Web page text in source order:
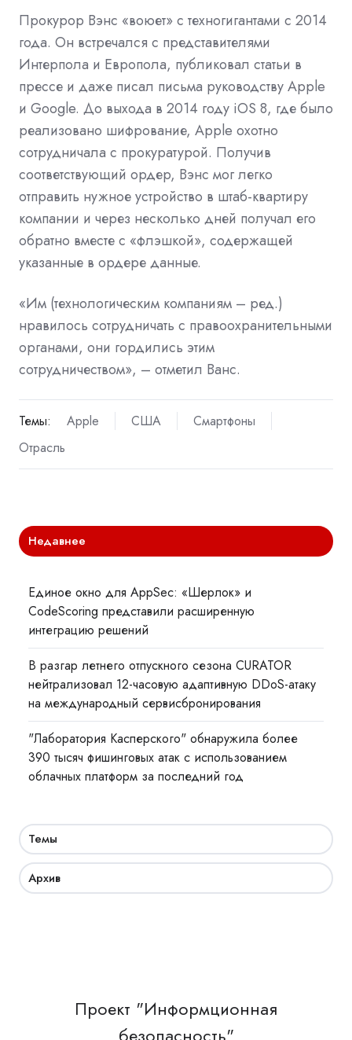
Прокурор Вэнс «воюет» с техногигантами с 2014
года. Он встречался с представителями
Интерпола и Европола, публиковал статьи в
прессе и даже писал письма руководству Apple
и Google. До выхода в 2014 году iOS 8, где было
реализовано шифрование, Apple охотно
сотрудничала с прокуратурой. Получив
соответствующий ордер, Вэнс мог легко
отправить нужное устройство в штаб-квартиру
компании и через несколько дней получал его
обратно вместе с «флэшкой», содержащей
указанные в ордере данные.
«Им (технологическим компаниям – ред.)
нравилось сотрудничать с правоохранительными
органами, они гордились этим
сотрудничеством», – отметил Ванс.
Темы: Apple США
Смартфоны
Отрасль
Недавнее
Единое окно для AppSec: «Шерлок» и
CodeScoring представили расширенную
интеграцию решений
В разгар летнего отпускного сезона CURATOR
нейтрализовал 12-часовую адаптивную DDoS-атаку
на международный сервисбронирования
"Лаборатория Касперского" обнаружила более
390 тысяч фишинговых атак с использованием
облачных платформ за последний год
Темы
Архив
Проект "Информционная